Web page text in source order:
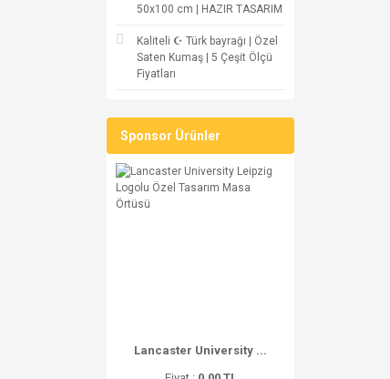
50x100 cm | HAZIR TASARIM
Kaliteli ☪ Türk bayrağı | Özel
Saten Kumaş | 5 Çeşit Ölçü
Fiyatları
Sponsor Ürünler
Lancaster University ...